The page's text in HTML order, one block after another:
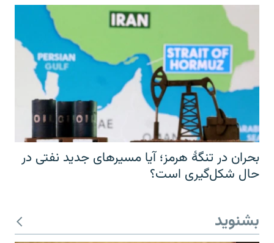
بحران در تنگهٔ هرمز؛ آیا مسیرهای جدید نفتی در
حال شکل‌گیری است؟
بشنوید